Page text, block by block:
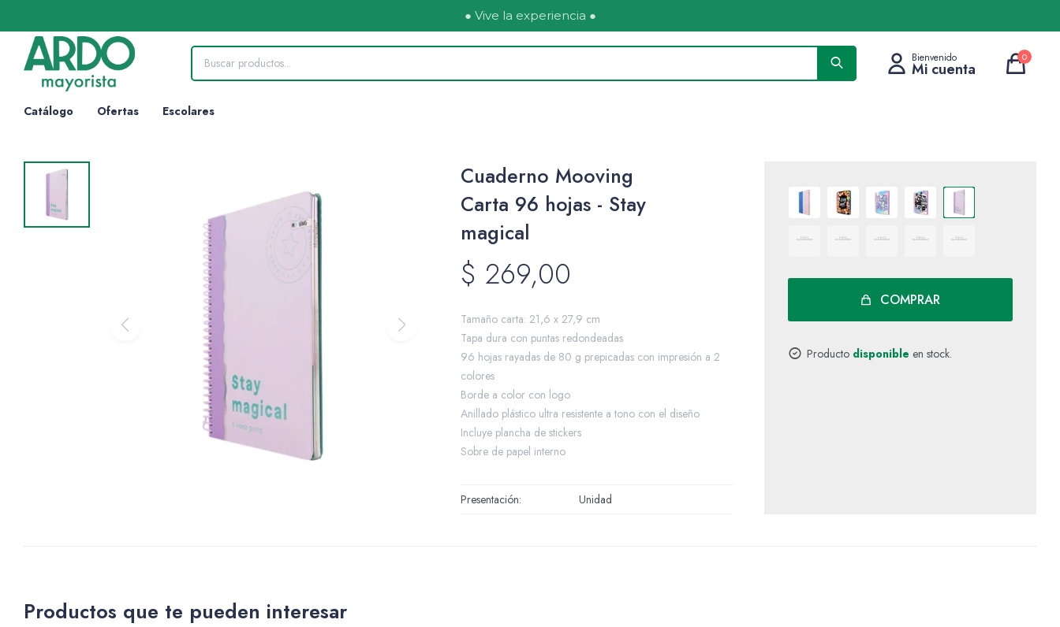
● Vive la experiencia ●
Catálogo Ofertas Escolares
0
Cuaderno Mooving
Carta 96 hojas - Stay
magical
$ 269,00
Tamaño carta: 21,6 x 27,9 cm
Tapa dura con puntas redondeadas
96 hojas rayadas de 80 g prepicadas con impresión a 2
colores
Borde a color con logo
Anillado plástico ultra resistente a tono con el diseño
Incluye plancha de stickers
Sobre de papel interno
Presentación Unidad
COMPRAR
Producto disponible en stock.
Productos que te pueden interesar